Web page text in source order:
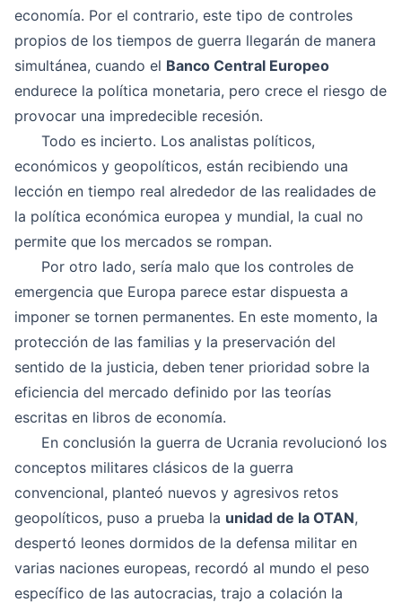
economía. Por el contrario, este tipo de controles
propios de los tiempos de guerra llegarán de manera
simultánea, cuando el Banco Central Europeo
endurece la política monetaria, pero crece el riesgo de
provocar una impredecible recesión.
Todo es incierto. Los analistas políticos,
económicos y geopolíticos, están recibiendo una
lección en tiempo real alrededor de las realidades de
la política económica europea y mundial, la cual no
permite que los mercados se rompan.
Por otro lado, sería malo que los controles de
emergencia que Europa parece estar dispuesta a
imponer se tornen permanentes. En este momento, la
protección de las familias y la preservación del
sentido de la justicia, deben tener prioridad sobre la
eficiencia del mercado definido por las teorías
escritas en libros de economía.
En conclusión la guerra de Ucrania revolucionó los
conceptos militares clásicos de la guerra
convencional, planteó nuevos y agresivos retos
geopolíticos, puso a prueba la unidad de la OTAN,
despertó leones dormidos de la defensa militar en
varias naciones europeas, recordó al mundo el peso
específico de las autocracias, trajo a colación la